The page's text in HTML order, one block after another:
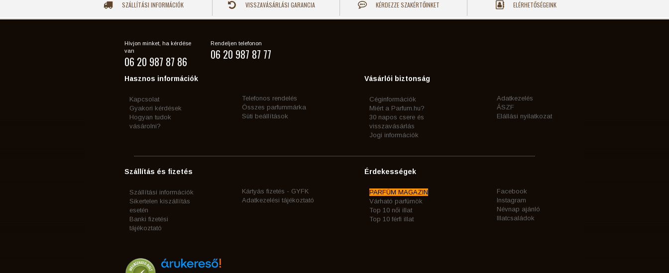
SZÁLLÍTÁSI INFORMÁCIÓK VISSZAVÁSÁRLÁSI GARANCIA KÉRDEZZE SZAKÉRTŐINKET ELÉRHETŐSÉGEINK
Hívjon minket, ha kérdése
van
06 20 987 87 86
Rendeljen telefonon
06 20 987 87 77
Hasznos információk
Kapcsolat
Gyakori kérdések
Hogyan tudok
vásárolni?
Telefonos rendelés
Összes parfummárka
Süti beállítások
Vásárlói biztonság
Céginformációk
Miért a Parfum.hu?
30 napos csere és
visszavásárlás
Jogi információk
Adatkezelés
ÁSZF
Elállási nyilatkozat
Szállítás és fizetés
Szállítási információk
Sikertelen kiszállítás
esetén
Banki fizetési
tájékoztató
Kártyás fizetés - GYFK
Adatkezelési tájékoztató
Érdekességek
PARFÜM MAGAZIN
Várható parfümök
Top 10 női illat
Top 10 férfi illat
Facebook
Instagram
Névnap ajánló
Illatcsaládok